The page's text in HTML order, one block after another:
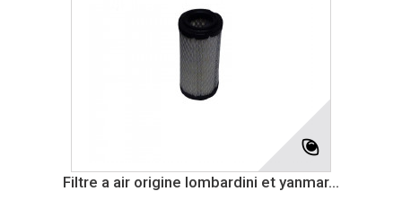
Filtre a air origine lombardini et yanmar...